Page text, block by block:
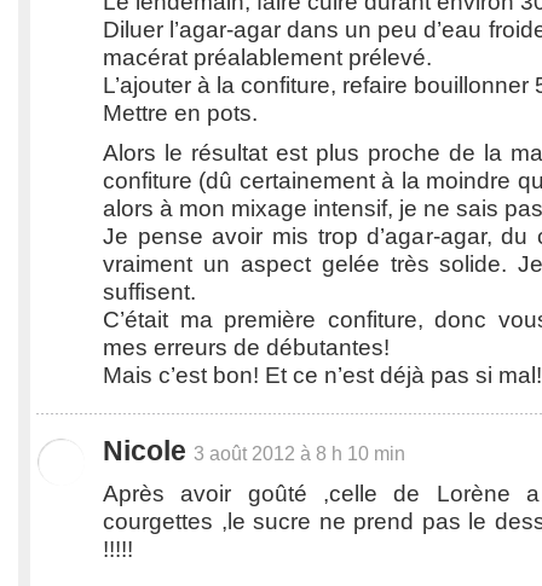
Diluer l’agar-agar dans un peu d’eau
macérat préalablement prélevé.
L’ajouter à la confiture, refaire bouillonner
Mettre en pots.
Alors le résultat est plus proche de la
confiture (dû certainement à la moindre
alors à mon mixage intensif, je ne sais
Je pense avoir mis trop d’agar-agar, du
vraiment un aspect gelée très solide.
suffisent.
C’était ma première confiture, donc
mes erreurs de débutantes!
Mais c’est bon! Et ce n’est déjà pas si mal!
Nicole 3 août 2012 à 8 h 10 min
Après avoir goûté ,celle de Lorène
courgettes ,le sucre ne prend pas le
!!!!!